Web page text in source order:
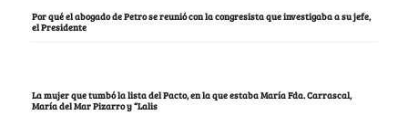
Por qué el abogado de Petro se reunió con la congresista que investigaba a su jefe,
el Presidente
La mujer que tumbó la lista del Pacto, en la que estaba María Fda. Carrascal,
María del Mar Pizarro y “Lalis